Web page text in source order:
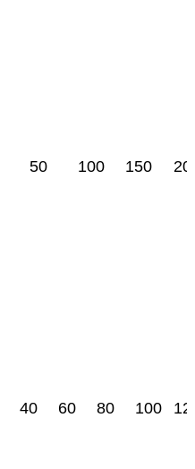
50 100 150
40 60 80 100